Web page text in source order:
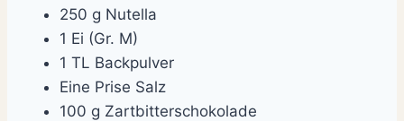
250 g Nutella
1 Ei (Gr. M)
1 TL Backpulver
Eine Prise Salz
100 g Zartbitterschokolade